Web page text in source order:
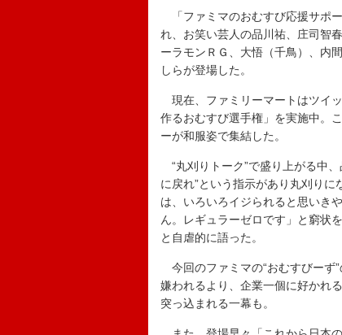
「ファミマのおむすび応援サポ
れ、お笑い芸人の品川祐、庄司智
ーラモンＲＧ、大悟（千鳥）、内
しらが登場した。
現在、ファミリーマートはツイ
作るおむすび選手権」を実施中。
ーが和服姿で集結した。
“丸刈りトーク”で盛り上がる中
に戻れ”という指示があり丸刈り
は、いろいろイジられると思いき
ん。レギュラーゼロです」と窮状
と自虐的に語った。
今回のファミマの“おむすびーず
嫌われるより、企業一個に好かれ
突っ込まれる一幕も。